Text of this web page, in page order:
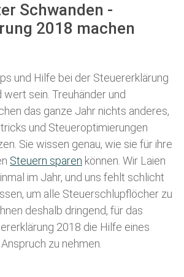
Schwanden -
2018 machen
und Hilfe bei der Steuererklärung
wert sein. Treuhänder und
das ganze Jahr nichts anderes,
und Steueroptimierungen
Sie wissen genau, wie sie für ihre
Steuern sparen können. Wir Laien
im Jahr, und uns fehlt schlicht
um alle Steuerschlupflöcher zu
deshalb dringend, für das
2018 die Hilfe eines
zu nehmen.